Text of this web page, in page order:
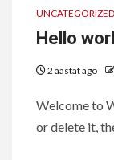
UNCATEGORIZED
Hello
2 aastat ago
Welcome to
or delete it,